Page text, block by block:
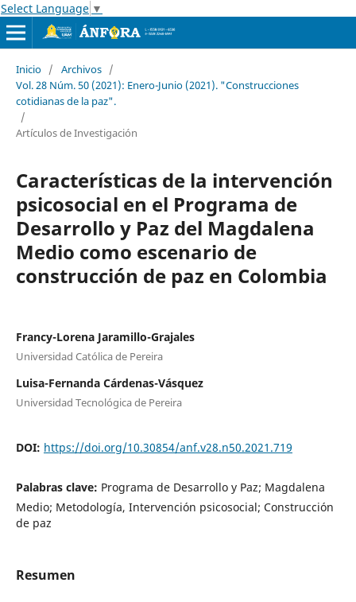
Select Language ▼
Inicio / Archivos /
Vol. 28 Núm. 50 (2021): Enero-Junio (2021). "Construcciones
cotidianas de la paz".
/
Artículos de Investigación
Características de la intervención
psicosocial en el Programa de
Desarrollo y Paz del Magdalena
Medio como escenario de
construcción de paz en Colombia
Francy-Lorena Jaramillo-Grajales
Universidad Católica de Pereira
Luisa-Fernanda Cárdenas-Vásquez
Universidad Tecnológica de Pereira
DOI: https://doi.org/10.30854/anf.v28.n50.2021.719
Palabras clave: Programa de Desarrollo y Paz; Magdalena
Medio; Metodología, Intervención psicosocial; Construcción
de paz
Resumen